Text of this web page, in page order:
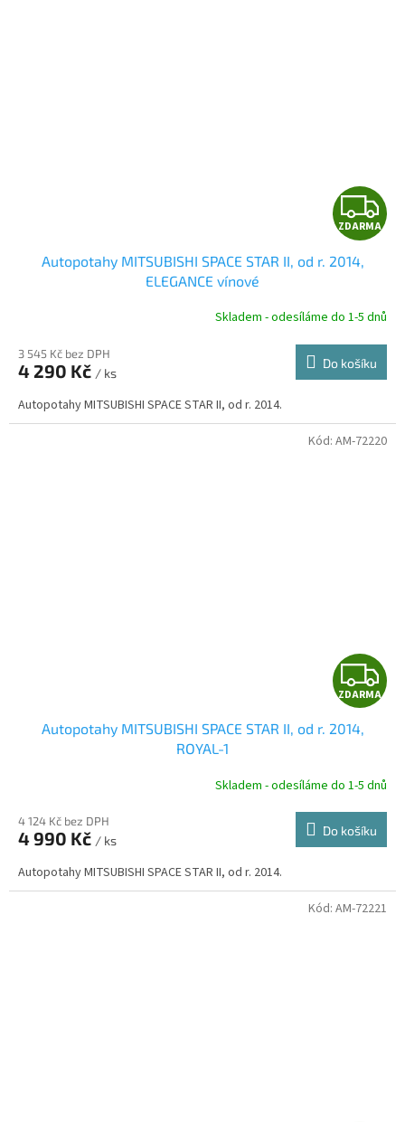
Z
D
R
ZDARMA
Autopotahy MITSUBISHI SPACE STAR II, od r. 2014,
ELEGANCE vínové
Skladem - odesíláme do 1-5 dnů
3 545 Kč bez DPH
4 290 Kč / ks
Do košíku
Autopotahy MITSUBISHI SPACE STAR II, od r. 2014.
Z
D
R
ZDARMA
Autopotahy MITSUBISHI SPACE STAR II, od r. 2014,
ROYAL-1
Skladem - odesíláme do 1-5 dnů
4 124 Kč bez DPH
4 990 Kč / ks
Do košíku
Autopotahy MITSUBISHI SPACE STAR II, od r. 2014.
Kód: AM-72220
Kód: AM-72221